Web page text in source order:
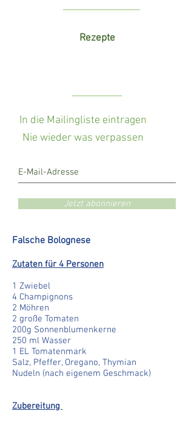
Rezepte
In die Mailingliste eintragen
Nie wieder was verpassen
Jetzt abonnieren
Falsche Bolognese
Zutaten für 4 Personen
1 Zwiebel
4 Champignons
2 Möhren
2 große Tomaten
200g Sonnenblumenkerne
250 ml Wasser
1 EL Tomatenmark
Salz, Pfeffer, Oregano, Thymian
Nudeln (nach eigenem Geschmack)
Zubereitung